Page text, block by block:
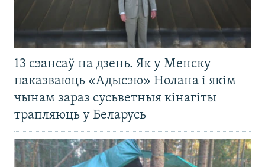
13 сэансаў на дзень. Як у Менску
паказваюць «Адысэю» Нолана і якім
чынам зараз сусьветныя кінагіты
трапляюць у Беларусь